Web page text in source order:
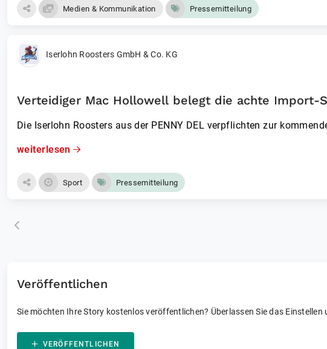
Medien & Kommunikation Pressemitteilung
Iserlohn Roosters GmbH & Co. KG
Verteidiger Mac Hollowell belegt die achte Import-
Die Iserlohn Roosters aus der PENNY DEL verpflichten zur
weiterlesen
Sport Pressemitteilung
Veröffentlichen
Sie möchten Ihre Story kostenlos veröffentlichen? Überlassen Sie das
VERÖFFENTLICHEN